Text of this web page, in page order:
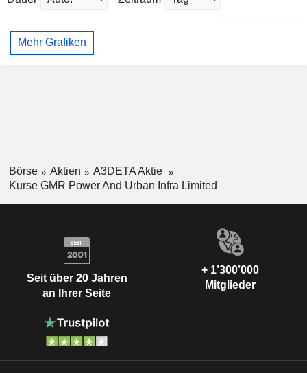
Mehr Grafiken
Börse Aktien
A3DETA Aktie
Kurse GMR Power And Urban Infra Limited
Seit über 20 Jahren
an Ihrer Seite
+ 1’300’000
Mitglieder